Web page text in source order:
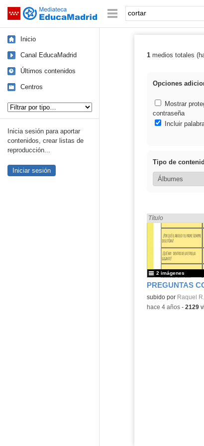
Saltar navegación Palabra o frase:
Inicio
Canal EducaMadrid
Últimos contenidos
Centros
Inicia sesión para aportar
contenidos, crear listas de
reproducción...
Iniciar sesión
Resultados
1medios totales
Opciones
Mostrar
contraseña
Incluir
Tipo de
Encontrado «cortar»
Título
Contenido educativo.
subido por Raquel R.
2 imágenes
-hace 4 años- 2129